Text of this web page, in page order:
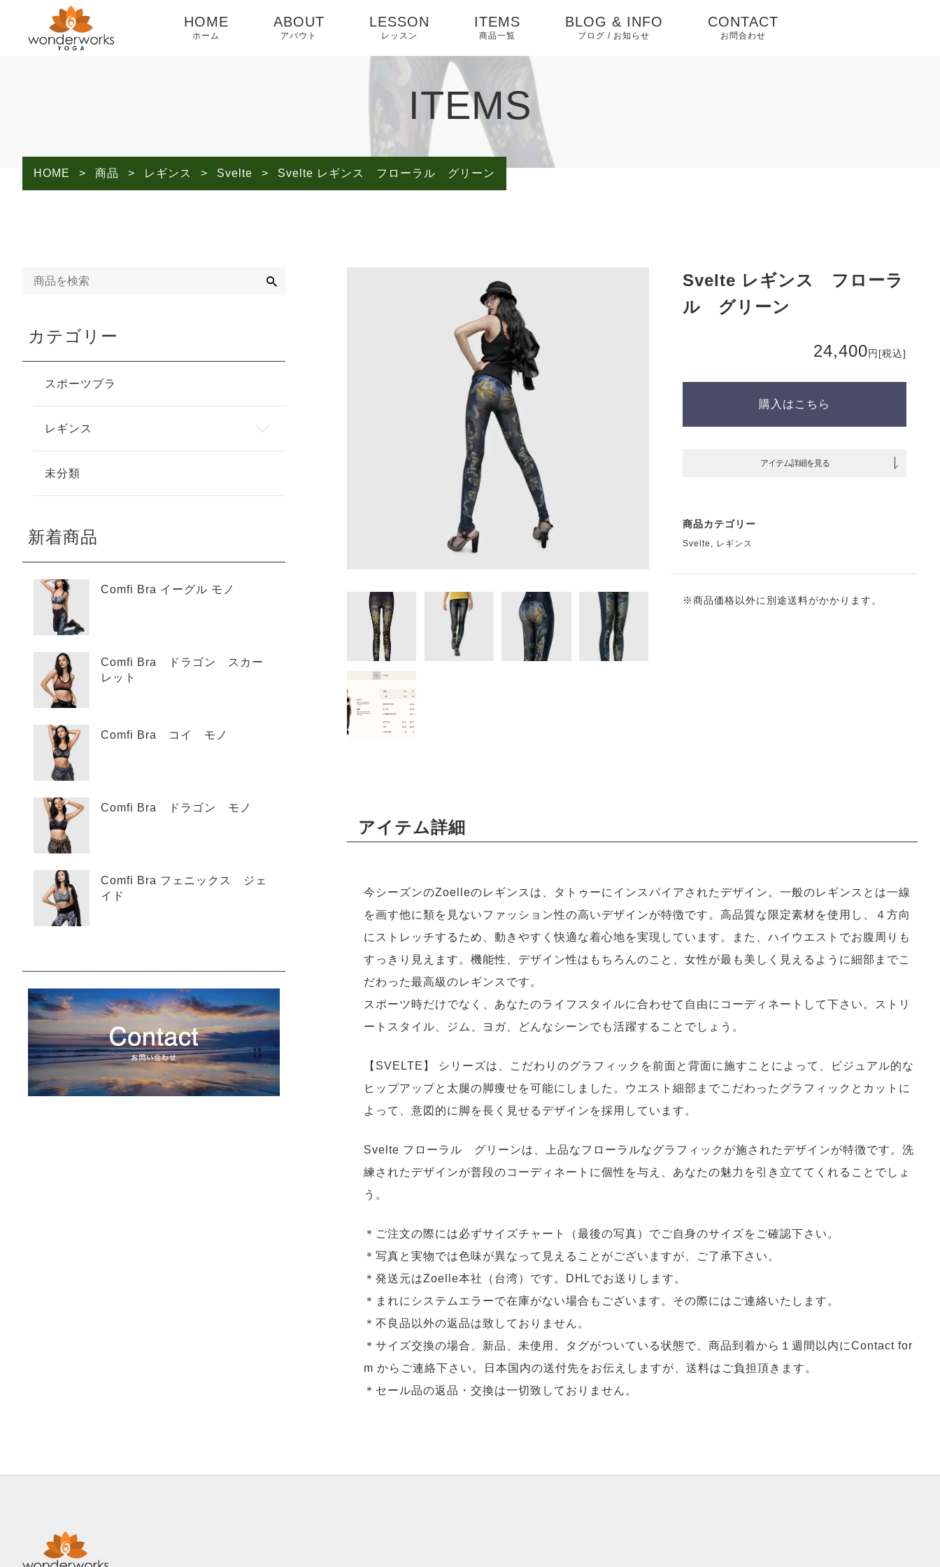
HOME
ホーム
ABOUT
アバウト
LESSON
レッスン
ITEMS
商品一覧
BLOG & INFO
ブログ / お知らせ
CONTACT
お問合わせ
ITEMS
HOME > 商品 > レギンス > Svelte > Svelte レギンス フローラル グリーン
Svelte レギンス フローラ
ル グリーン
24,400円 [税込]
購入はこちら
アイテム詳細を見る
商品カテゴリー
Svelte , レギンス
※商品価格以外に別途送料がかかります。
アイテム詳細
今シーズンのZoelleのレギンスは、タトゥーにインスパイアされたデザイン。一般のレギンスとは一線
を画す他に類を見ないファッション性の高いデザインが特徴です。高品質な限定素材を使用し、４方向
にストレッチするため、動きやすく快適な着心地を実現しています。また、ハイウエストでお腹周りも
すっきり見えます。機能性、デザイン性はもちろんのこと、女性が最も美しく見えるように細部までこ
だわった最高級のレギンスです。
スポーツ時だけでなく、あなたのライフスタイルに合わせて自由にコーディネートして下さい。ストリ
ートスタイル、ジム、ヨガ、どんなシーンでも活躍することでしょう。
【SVELTE】 シリーズは、こだわりのグラフィックを前面と背面に施すことによって、ビジュアル的な
ヒップアップと太腿の脚痩せを可能にしました。ウエスト細部までこだわったグラフィックとカットに
よって、意図的に脚を長く見せるデザインを採用しています。
Svelte フローラル グリーンは、上品なフローラルなグラフィックが施されたデザインが特徴です。洗
練されたデザインが普段のコーディネートに個性を与え、あなたの魅力を引き立ててくれることでしょ
う。
＊ご注文の際には必ずサイズチャート（最後の写真）でご自身のサイズをご確認下さい。
＊写真と実物では色味が異なって見えることがございますが、ご了承下さい。
＊発送元はZoelle本社（台湾）です。DHLでお送りします。
＊まれにシステムエラーで在庫がない場合もございます。その際にはご連絡いたします。
＊不良品以外の返品は致しておりません。
＊サイズ交換の場合、新品、未使用、タグがついている状態で、商品到着から１週間以内にContact for
m からご連絡下さい。日本国内の送付先をお伝えしますが、送料はご負担頂きます。
＊セール品の返品・交換は一切致しておりません。
カテゴリー
スポーツブラ
レギンス
未分類
新着商品
Comfi Bra イーグル モノ
Comfi Bra ドラゴン スカー
レット
Comfi Bra コイ モノ
Comfi Bra ドラゴン モノ
Comfi Bra フェニックス ジェ
イド